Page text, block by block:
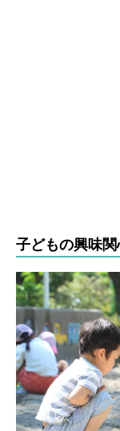
子どもの興味